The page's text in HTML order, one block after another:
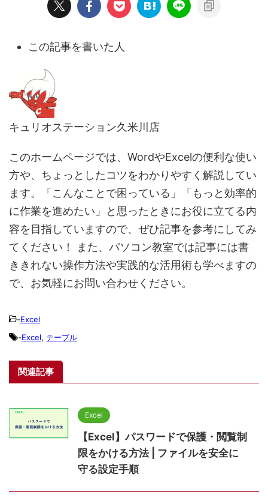
この記事を書いた人
キュリオステーション久米川店
このホームページでは、WordやExcelの便利な使い
方や、ちょっとしたコツをわかりやすく解説してい
ます。「こんなことで困っている」「もっと効率的
に作業を進めたい」と思ったときにお役に立てる内
容を目指していますので、ぜひ記事を参考にしてみ
てください！ また、パソコン教室では記事には書
ききれない操作方法や実践的な活用術も学べますの
で、お気軽にお問い合わせください。
-Excel
-Excel, テーブル
関連記事
Excel
【Excel】パスワードで保護・閲覧制
限をかける方法 | ファイルを安全に
守る設定手順